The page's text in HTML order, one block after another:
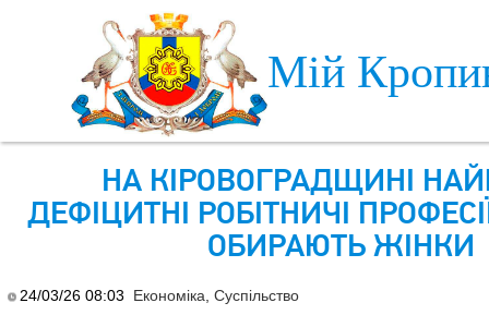
Мій
НА КІРОВОГРАДЩИНІ
ДЕФІЦИТНІ РОБІТНИЧІ
ОБИРАЮТЬ ЖІНКИ
24/03/26 08:03 Економіка Суспільство